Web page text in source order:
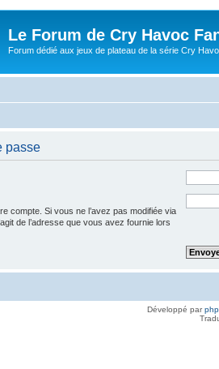
Le Forum de Cry Havoc
Forum dédié aux jeux de plateau de la série Cry
passe
compte. Si vous ne l’avez pas modifiée via
de l’adresse que vous avez fournie lors
Développé par